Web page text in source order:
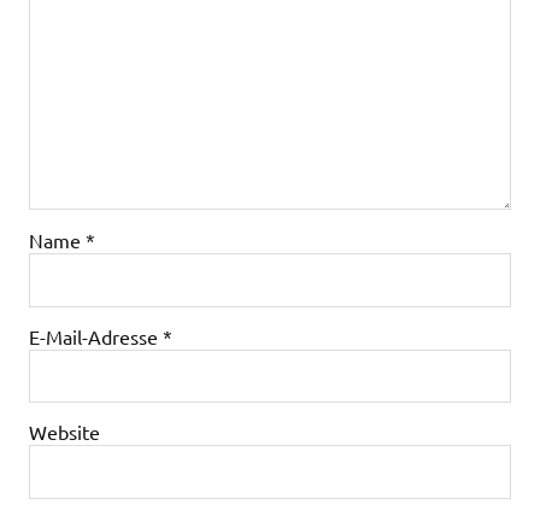
Name *
E-Mail-Adresse *
Website